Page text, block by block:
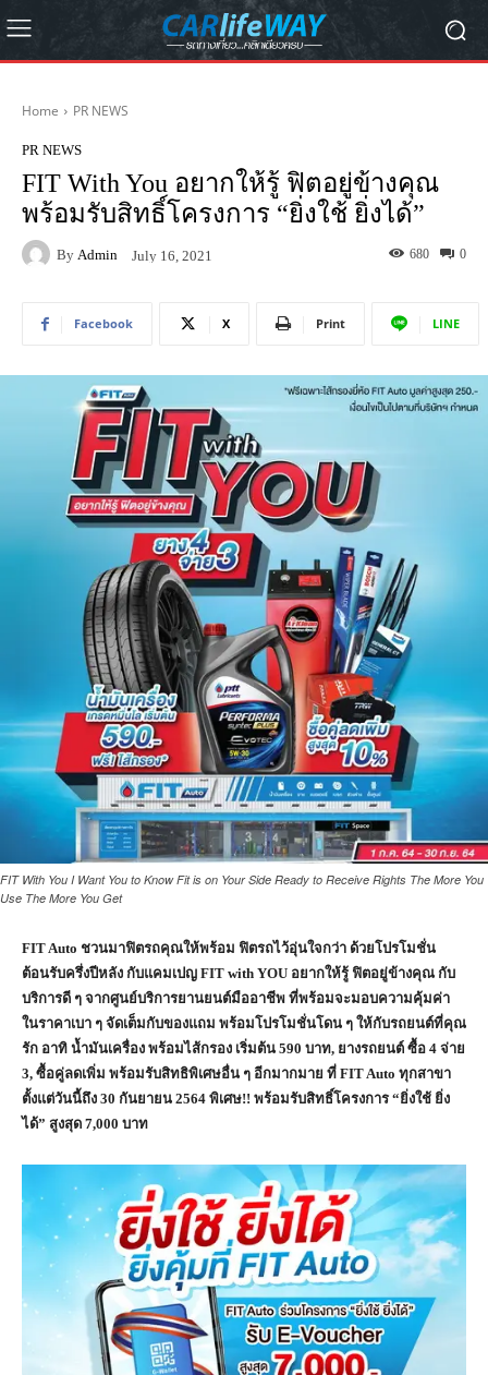
Home PR NEWS
PR NEWS
FIT With You อยากให้รู้ ฟิตอยู่ข้างคุณ
พร้อมรับสิทธิ์โครงการ “ยิ่งใช้ ยิ่งได้”
By Admin July 16, 2021 0
680
Facebook X Print LINE
FIT With You I Want You to Know Fit is on Your Side Ready to Receive Rights The More You
Use The More You Get
FIT Auto ชวนมาฟิตรถคุณให้พร้อม ฟิตรถไว้อุ่นใจกว่า ด้วยโปรโมชั่น
ต้อนรับครึ่งปีหลัง กับแคมเปญ FIT with YOU อยากให้รู้ ฟิตอยู่ข้างคุณ กับ
บริการดี ๆ จากศูนย์บริการยานยนต์มืออาชีพ ที่พร้อมจะมอบความคุ้มค่า
ในราคาเบา ๆ จัดเต็มกับของแถม พร้อมโปรโมชั่นโดน ๆ ให้กับรถยนต์ที่คุณ
รัก อาทิ น้ำมันเครื่อง พร้อมไส้กรอง เริ่มต้น 590 บาท, ยางรถยนต์ ซื้อ 4 จ่าย
3, ซื้อคู่ลดเพิ่ม พร้อมรับสิทธิพิเศษอื่น ๆ อีกมากมาย ที่ FIT Auto ทุกสาขา
ตั้งแต่วันนี้ถึง 30 กันยายน 2564 พิเศษ!! พร้อมรับสิทธิ์โครงการ “ยิ่งใช้ ยิ่ง
ได้” สูงสุด 7,000 บาท